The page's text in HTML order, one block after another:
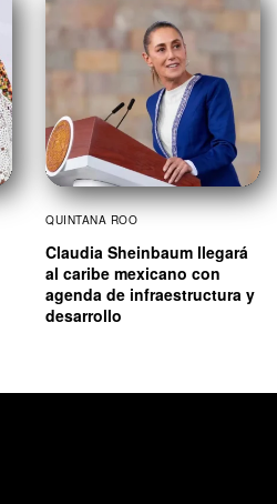
QUINTANA ROO
Claudia Sheinbaum llegará
al caribe mexicano con
agenda de infraestructura y
desarrollo